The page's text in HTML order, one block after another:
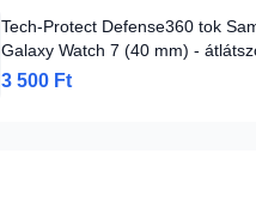
Tech-Protect Defense360 tok
Galaxy Watch 7 (40 mm) -
3 500 Ft